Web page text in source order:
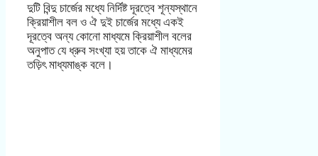
দুটি বিন্দু চার্জের মধ্যে নির্দিষ্ট দূরত্বে শূন্যস্থানে
ক্রিয়াশীল বল ও ঐ দুই চার্জের মধ্যে একই
দূরত্বে অন্য কোনো মাধ্যমে ক্রিয়াশীল বলের
অনুপাত যে ধ্রুব সংখ্যা হয় তাকে ঐ মাধ্যমের
তড়িৎ মাধ্যমাঙ্ক বলে।